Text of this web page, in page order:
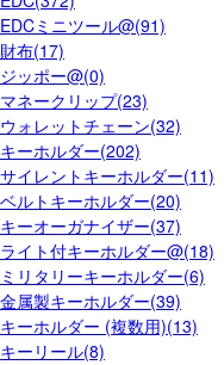
EDCミニツール@(91)
財布(17)
ジッポー@(0)
マネークリップ(23)
ウォレットチェーン(32)
キーホルダー(202)
サイレントキーホルダー(11)
ベルトキーホルダー(20)
キーオーガナイザー(37)
ライト付キーホルダー@(18)
ミリタリーキーホルダー(6)
金属製キーホルダー(39)
キーホルダー (複数用)(13)
キーリール(8)